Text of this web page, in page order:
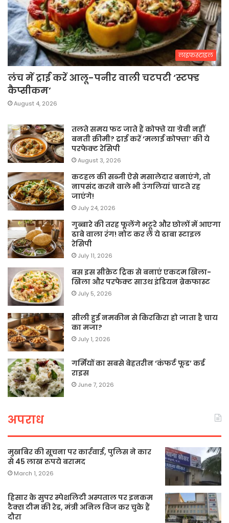
लाइफस्टाइल
लंच में ट्राई करें आलू-पनीर वाली चटपटी ‘स्टफ्ड
कैप्सीकम’
August 4, 2026
तलते समय फट जाते हैं कोफ्ते या ग्रेवी नहीं
बनती क्रीमी? ट्राई करें ‘मलाई कोफ्ता’ की ये
परफेक्ट रेसिपी
August 3, 2026
कटहल की सब्जी ऐसे मसालेदार बनाएंगे, तो
नापसंद करने वाले भी उंगलियां चाटते रह
जाएंगे!
July 24, 2026
गुब्बारे की तरह फूलेंगे भटूरे और छोलों में आएगा
ढाबे वाला रंग! नोट कर लें ये ढाबा स्टाइल
रेसिपी
July 11, 2026
बस इस सीक्रेट ट्रिक से बनाएं एकदम खिला-
खिला और परफेक्ट साउथ इंडियन ब्रेकफास्ट
July 5, 2026
सीली हुई नमकीन से किरकिरा हो जाता है चाय
का मजा?
July 1, 2026
गर्मियों का सबसे बेहतरीन ‘कंफर्ट फूड’ कर्ड
राइस
June 7, 2026
अपराध
मुखबिर की सूचना पर कार्रवाई, पुलिस ने कार
से 45 लाख रुपये बरामद
March 1, 2026
हिसार के सुपर स्पेशलिटी अस्पताल पर इनकम
टैक्स टीम की रेड, मंत्री अनिल विज कर चुके हैं
दौरा